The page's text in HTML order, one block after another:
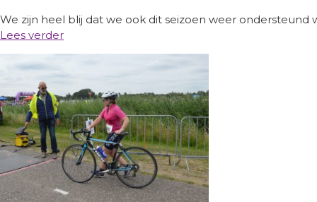
We zijn heel blij dat we ook dit seizoen weer ondersteund
Lees verder